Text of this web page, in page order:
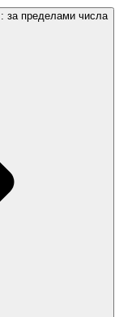
за пределами числа